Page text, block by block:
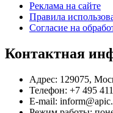
Реклама на сайте
Правила
Согласие на
Контактная
Адрес: 129075,
Телефон: +7 495
E-mail: